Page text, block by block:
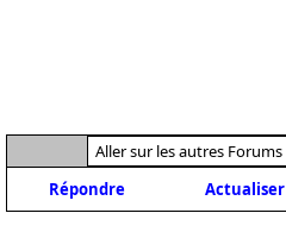
Répondre
Actualiser